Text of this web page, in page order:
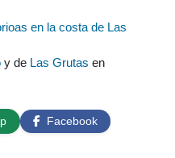
en la costa de Las
y de Las Grutas en
Facebook